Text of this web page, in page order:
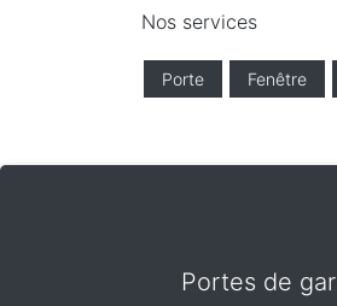
Nos services
Porte Fenêtre
Portes de